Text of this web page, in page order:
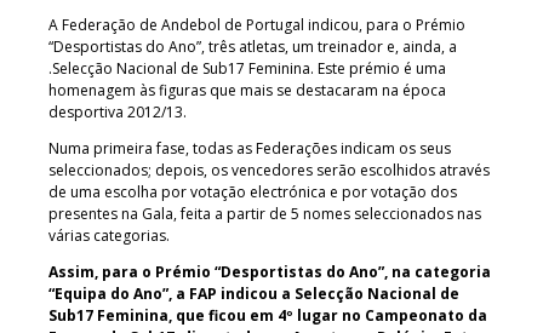
A Federação de Andebol de Portugal indicou, para o Prémio
“Desportistas do Ano”, três atletas, um treinador e, ainda, a
.Selecção Nacional de Sub17 Feminina. Este prémio é uma
homenagem às figuras que mais se destacaram na época
desportiva 2012/13.
Numa primeira fase, todas as Federações indicam os seus
seleccionados; depois, os vencedores serão escolhidos através
de uma escolha por votação electrónica e por votação dos
presentes na Gala, feita a partir de 5 nomes seleccionados nas
várias categorias.
Assim, para o Prémio “Desportistas do Ano”, na categoria
“Equipa do Ano”, a FAP indicou a Selecção Nacional de
Sub17 Feminina, que ficou em 4º lugar no Campeonato da